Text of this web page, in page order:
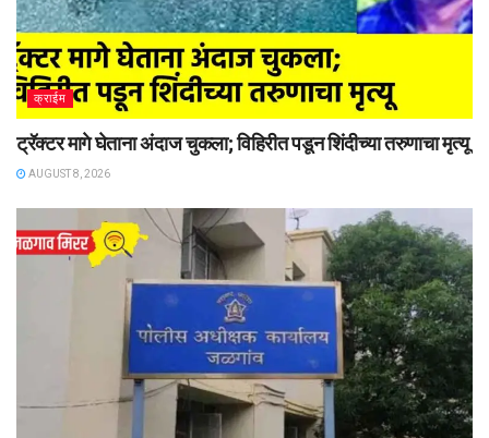
क्राईम
ट्रॅक्टर मागे घेताना अंदाज चुकला; विहिरीत पडून शिंदीच्या तरुणाचा मृत्यू
AUGUST 8, 2026